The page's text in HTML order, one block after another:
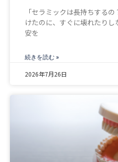
「セラミックは長持ちする
けたのに、すぐに壊れたり
安を
続きを読む »
2026年7月26日